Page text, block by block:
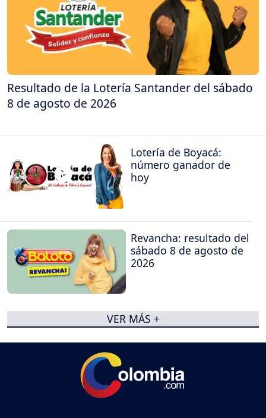
Resultado de la Lotería Santander del sábado
8 de agosto de 2026
Lotería de Boyacá:
número ganador de
hoy
Revancha: resultado del
sábado 8 de agosto de
2026
VER MÁS +